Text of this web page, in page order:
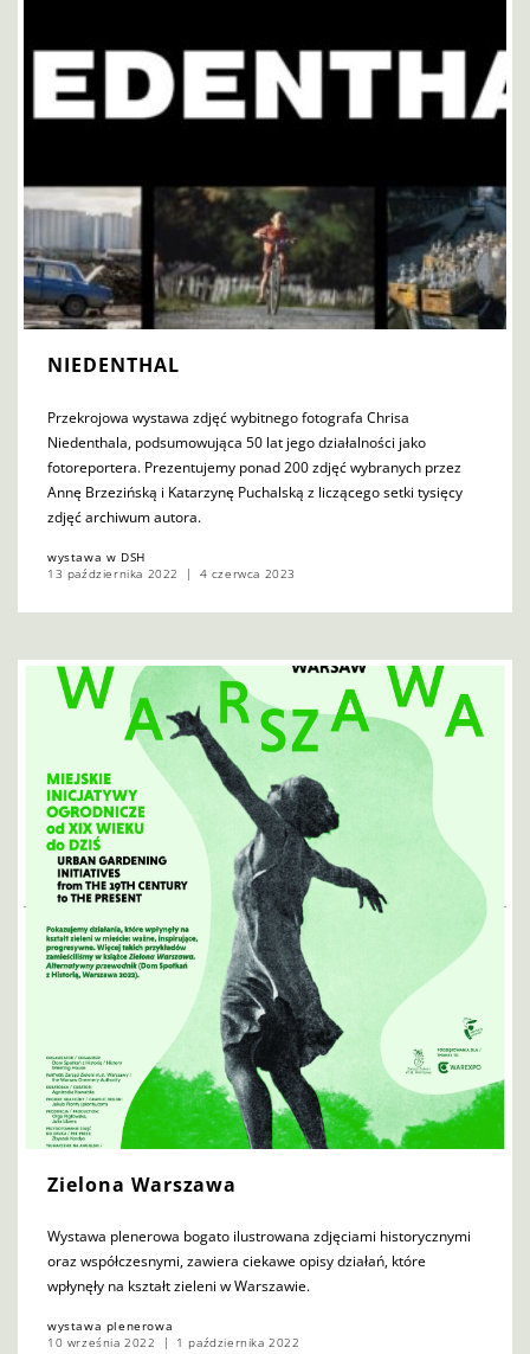
NIEDENTHAL
Przekrojowa wystawa zdjęć wybitnego fotografa Chrisa
Niedenthala, podsumowująca 50 lat jego działalności jako
fotoreportera. Prezentujemy ponad 200 zdjęć wybranych przez
Annę Brzezińską i Katarzynę Puchalską z liczącego setki tysięcy
zdjęć archiwum autora.
wystawa w DSH
13 października 2022
4 czerwca 2023
Zielona Warszawa
Wystawa plenerowa bogato ilustrowana zdjęciami historycznymi
oraz współczesnymi, zawiera ciekawe opisy działań, które
wpłynęły na kształt zieleni w Warszawie.
wystawa plenerowa
10 września 2022
1 października 2022